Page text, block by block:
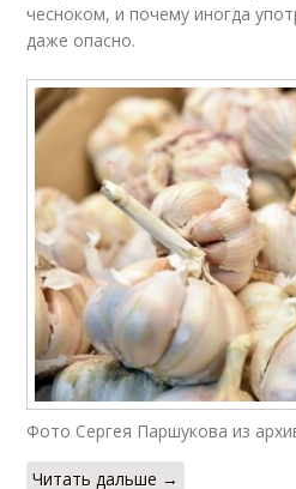
чесноком, и почему иногда
даже опасно.
Фото Сергея Паршукова из
Читать дальше →